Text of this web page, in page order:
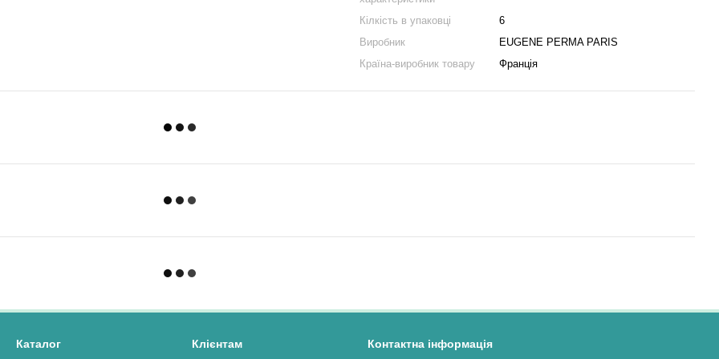
Кілкість в упаковці
6
Виробник
EUGENE PERMA PARIS
Країна-виробник товару
Франція
Каталог Клієнтам Контактна інформація